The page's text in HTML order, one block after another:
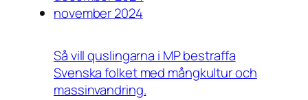
november 2024
Så vill quslingarna i MP bestraffa
Svenska folket med mångkultur och
massinvandring.